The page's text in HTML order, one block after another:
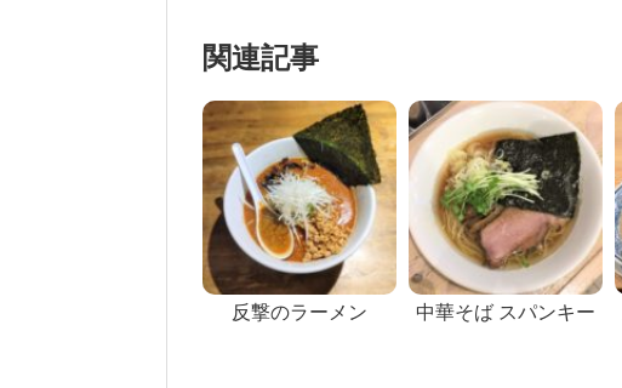
関連記事
反撃のラーメン 中華そば スパンキー